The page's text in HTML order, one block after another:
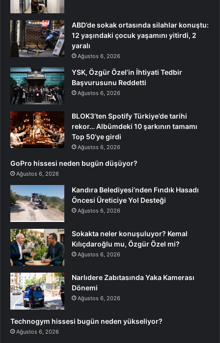
ABD’de sokak ortasında silahlar konuştu:
12 yaşındaki çocuk yaşamını yitirdi, 2
yaralı
Ağustos 6, 2026
YSK, Özgür Özel’in İhtiyati Tedbir
Başvurusunu Reddetti
Ağustos 6, 2026
BLOK3’ten Spotify Türkiye’de tarihi
rekor… Albümdeki 10 şarkının tamamı
Top 50’ye girdi
Ağustos 6, 2026
GoPro hissesi neden bugün düşüyor?
Ağustos 6, 2026
Kandıra Belediyesi’nden Fındık Hasadı
Öncesi Üreticiye Yol Desteği
Ağustos 6, 2026
Sokakta neler konuşuluyor? Kemal
Kılıçdaroğlu mu, Özgür Özel mi?
Ağustos 6, 2026
Narlıdere Zabıtasında Yaka Kamerası
Dönemi
Ağustos 6, 2026
Technogym hissesi bugün neden yükseliyor?
Ağustos 6, 2026